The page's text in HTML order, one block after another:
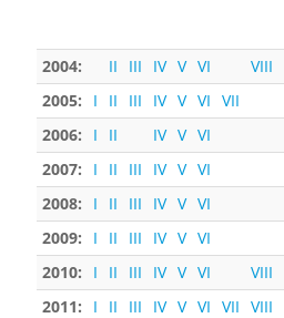
2004: II III IV V VI VIII
2005:
I II III IV V VI VII
2006:
I II IV V VI
2007:
I II III IV V VI
2008:
I II III IV V VI
2009:
I II III IV V VI
2010:
I II III IV V VI VIII
2011:
I II III IV V VI VII VIII